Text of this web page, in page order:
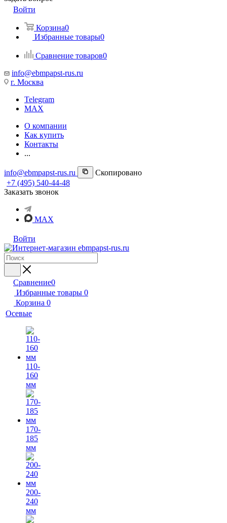
Войти
Корзина0
Избранные товары0
Сравнение товаров0
info@ebmpapst-rus.ru
г. Москва
Telegram
MAX
О компании
Как купить
Контакты
...
info@ebmpapst-rus.ru
Скопировано
+7 (495) 540-44-48
Заказать звонок
MAX
Войти
Сравнение0
Избранные товары 0
Корзина 0
Осевые
110-
160
мм
170-
185
мм
200-
240
мм